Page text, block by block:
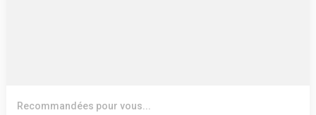
Recommandées pour vous...